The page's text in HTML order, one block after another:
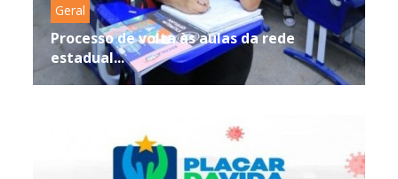
Geral
Processo de volta às aulas da rede
estadual...